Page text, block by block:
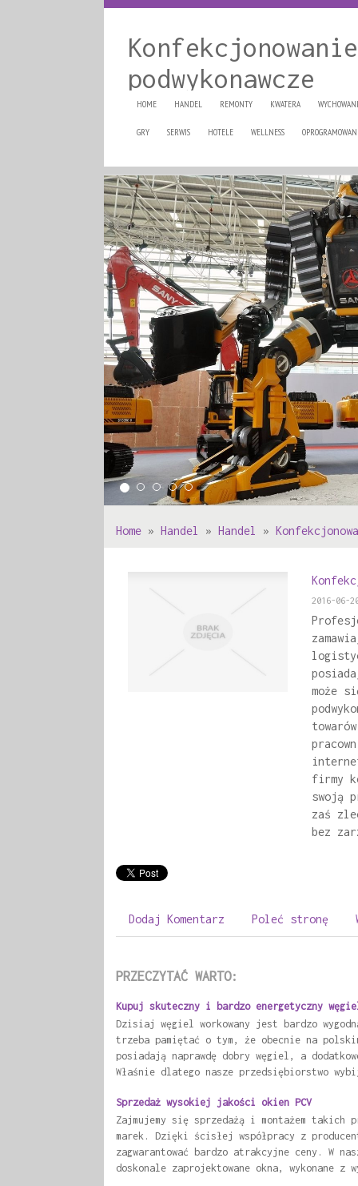
podwykonawcze
HOME HANDEL REMONTY KWATERA
GRY SERWIS HOTELE WELLNESS
Home » Handel » Handel »
2016-06-
może
firmy
swoją
zaś
bez
Dodaj Komentarz Poleć stronę
PRZECZYTAĆ WARTO:
Kupuj skuteczny i bardzo energetyczny
Dzisiaj węgiel workowany jest bardzo
trzeba pamiętać o tym, że obecnie na
posiadają naprawdę dobry węgiel, a
Właśnie dlatego nasze przedsiębiorstwo
Sprzedaż wysokiej jakości okien PCV
Zajmujemy się sprzedażą i montażem takich
marek. Dzięki ścisłej współpracy z
zagwarantować bardzo atrakcyjne ceny. W
doskonale zaprojektowane okna, wykonane z